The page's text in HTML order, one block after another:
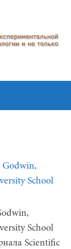
School
Scientific